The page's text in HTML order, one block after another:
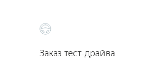
Заказ тест-драйва